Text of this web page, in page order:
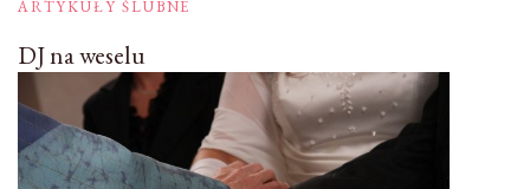
ARTYKUŁY ŚLUBNE
DJ na weselu